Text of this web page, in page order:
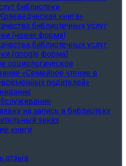
библиотеки
книга»
библиотечных услуг
(новая форма)
библиотечных услуг
(google форма)
социологическое
«Семейное чтение в
родителей»
на запись в библиотеку
заказ
книги
отзыв